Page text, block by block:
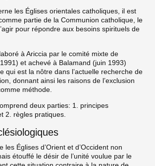
les Églises orientales catholiques, il est
partie de la Communion catholique, le
pour répondre aux besoins spirituels de
à Ariccia par le comité mixte de
et achevé à Balamand (juin 1993)
qui est la nôtre dans l’actuelle recherche de
donnant ainsi les raisons de l’exclusion
méthode.
deux parties: 1. principes
2. règles pratiques.
les Églises d’Orient et d’Occident non
étouffé le désir de l’unité voulue par le